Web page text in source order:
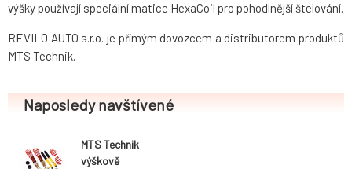
výšky používají speciální matice HexaCoil pro pohodlnější štelování.
REVILO AUTO s.r.o. je přímým dovozcem a distributorem produktů
MTS Technik.
Naposledy navštívené
MTS Technik
výškově